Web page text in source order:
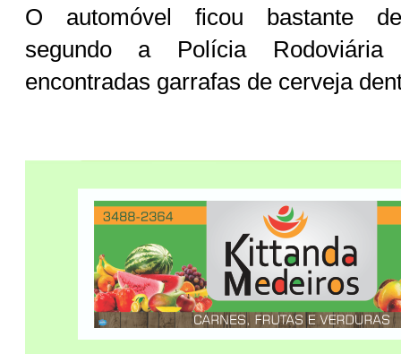
O automóvel ficou bastante
segundo a Polícia Rodoviária
encontradas garrafas de cerveja